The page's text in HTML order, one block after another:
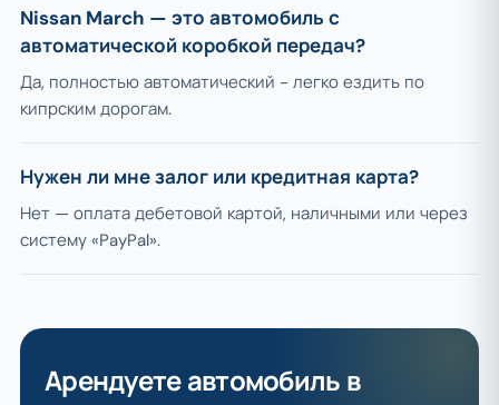
Nissan March — это автомобиль с
автоматической коробкой передач?
Да, полностью автоматический - легко ездить по
кипрским дорогам.
Нужен ли мне залог или кредитная карта?
Нет — оплата дебетовой картой, наличными или через
систему «PayPal».
Арендуете автомобиль в